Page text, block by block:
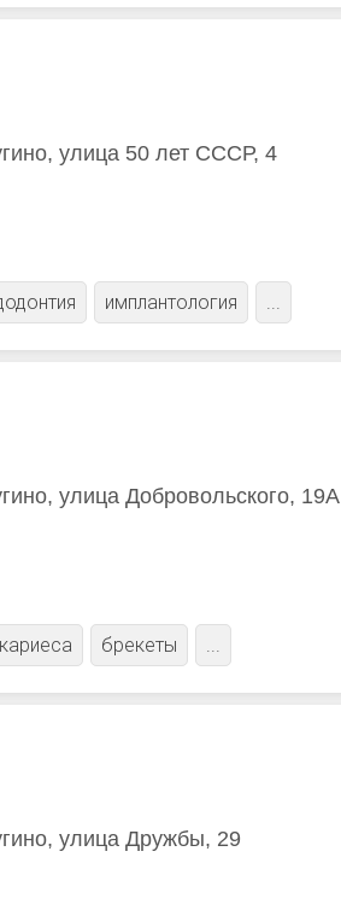
улица 50 лет СССР, 4
имплантология ...
улица Добровольского, 19А
брекеты ...
улица Дружбы, 29